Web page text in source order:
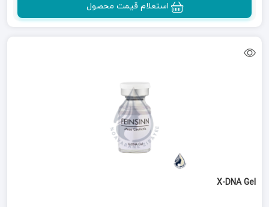
استعلام قیمت محصول
X-DNA Gel